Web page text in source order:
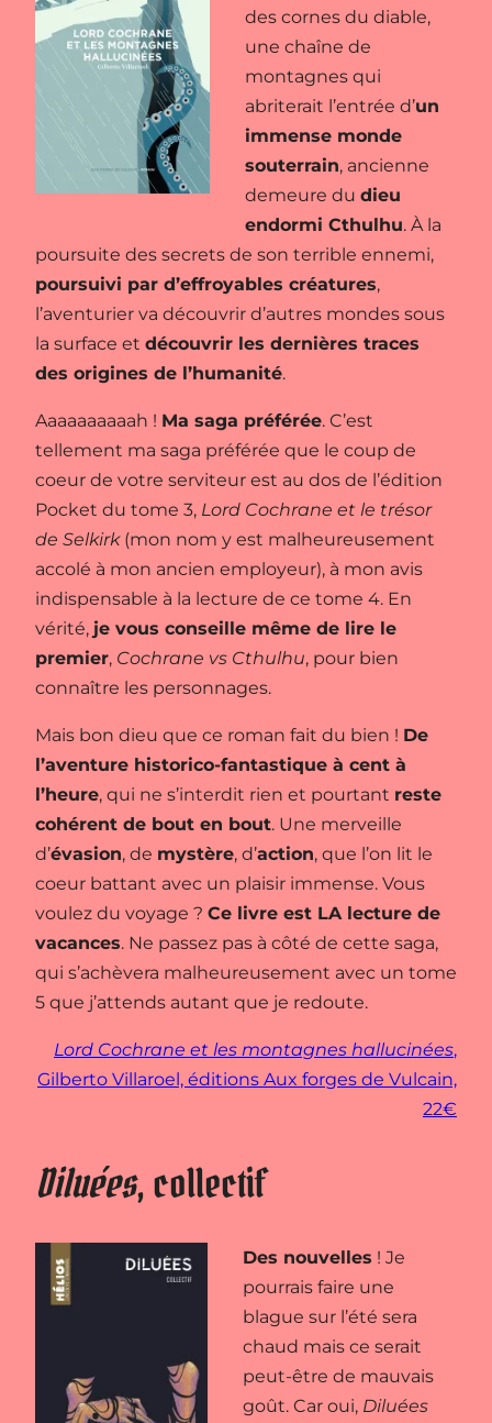
des cornes du diable,
une chaîne de
montagnes qui
abriterait l’entrée d’un
immense monde
souterrain, ancienne
demeure du dieu
endormi Cthulhu. À la
poursuite des secrets de son terrible ennemi,
poursuivi par d’effroyables créatures,
l’aventurier va découvrir d’autres mondes sous
la surface et découvrir les dernières traces
des origines de l’humanité.
Aaaaaaaaaah ! Ma saga préférée. C’est
tellement ma saga préférée que le coup de
coeur de votre serviteur est au dos de l’édition
Pocket du tome 3, Lord Cochrane et le trésor
de Selkirk(mon nom y est malheureusement
accolé à mon ancien employeur), à mon avis
indispensable à la lecture de ce tome 4. En
vérité, je vous conseille même de lire le
premier, Cochrane vs Cthulhu, pour bien
connaître les personnages.
Mais bon dieu que ce roman fait du bien ! De
l’aventure historico-fantastique à cent à
l’heure, qui ne s’interdit rien et pourtant reste
cohérent de bout en bout. Une merveille
d’évasion, de mystère, d’action, que l’on lit le
coeur battant avec un plaisir immense. Vous
voulez du voyage ? Ce livre est LA lecture de
vacances. Ne passez pas à côté de cette saga,
qui s’achèvera malheureusement avec un tome
5 que j’attends autant que je redoute.
Lord Cochrane et les montagnes hallucinées,
Gilberto Villaroel, éditions Aux forges de Vulcain,
22€
Diluées, collectif
Des nouvelles ! Je
pourrais faire une
blague sur l’été sera
chaud mais ce serait
peut-être de mauvais
goût. Car oui, Diluées